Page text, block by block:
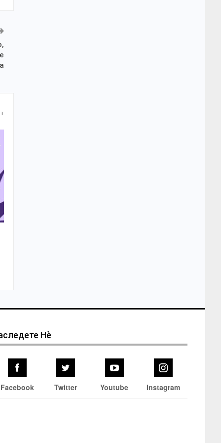
Нѐ
Facebook Twitter Youtube Instagram